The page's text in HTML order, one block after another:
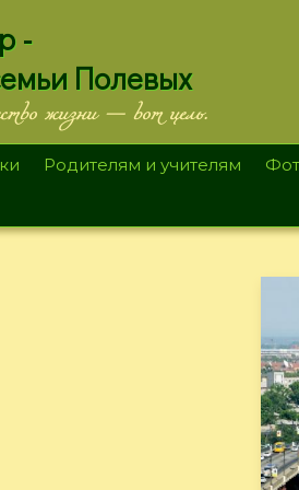
-
Полевых
жизни — вот цель.
Родителям и учителям